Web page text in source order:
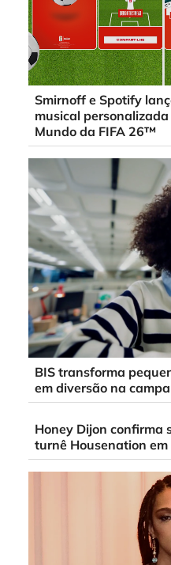
Smirnoff e Spotify
musical
Mundo da FIFA 26™
BIS transforma
em diversão na
Honey Dijon confirma
turnê Housenation